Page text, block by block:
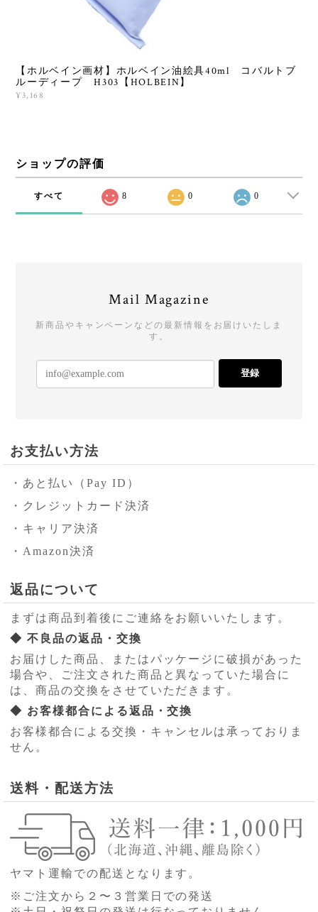
【ホルベイン画材】ホルベイン油絵具40ml コバルトブ
ルーディープ H303【HOLBEIN】
¥3,168
ショップの評価
すべて 8 0 0
Mail Magazine
新商品やキャンペーンなどの最新情報をお届けいたしま
す。
登録
お支払い方法
・あと払い（Pay ID）
・クレジットカード決済
・キャリア決済
・Amazon決済
返品について
まずは商品到着後にご連絡をお願いいたします。
◆ 不良品の返品・交換
お届けした商品、またはパッケージに破損があった
場合や、ご注文された商品と異なっていた場合に
は、商品の交換をさせていただきます。
◆ お客様都合による返品・交換
お客様都合による交換・キャンセルは承っておりま
せん。
送料・配送方法
ヤマト運輸での配送となります。
※ご注文から２〜３営業日での発送